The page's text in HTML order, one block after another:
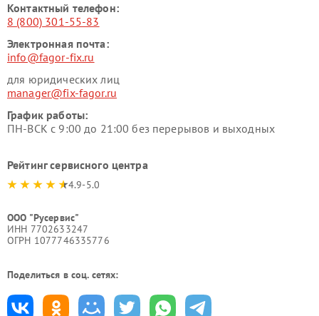
Контактный телефон:
8 (800) 301-55-83
Электронная почта:
info@fagor-fix.ru
для юридических лиц
manager@fix-fagor.ru
График работы:
ПН-ВСК с 9:00 до 21:00 без перерывов и выходных
Рейтинг сервисного центра
4.9-5.0
ООО "Русервис"
ИНН 7702633247
ОГРН 1077746335776
Поделиться в соц. сетях: